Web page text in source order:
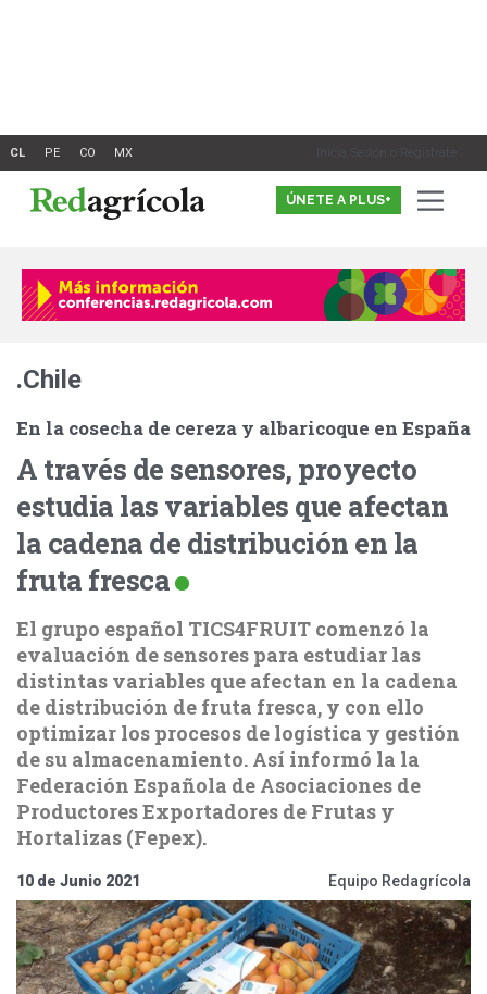
Inicia Sesión o Registrate
ÚNETE A PLUS+
.Chile
En la cosecha de cereza y albaricoque en España
A través de sensores, proyecto
estudia las variables que afectan
la cadena de distribución en la
fruta fresca
El grupo español TICS4FRUIT comenzó la
evaluación de sensores para estudiar las
distintas variables que afectan en la cadena
de distribución de fruta fresca, y con ello
optimizar los procesos de logística y gestión
de su almacenamiento. Así informó la la
Federación Española de Asociaciones de
Productores Exportadores de Frutas y
Hortalizas (Fepex).
10 de Junio 2021 Equipo Redagrícola